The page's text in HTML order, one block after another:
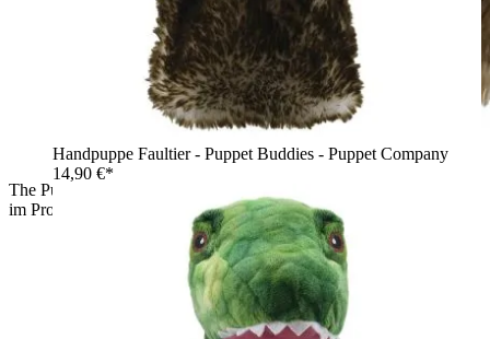
The Puppet Company Baby-Handpuppe Eule, Nahaufnahme
im Profil mit spitzen Federohren und weißem Schnabel
Handpuppe Faultier - Puppet Buddies - Puppet Company
14,90 €*